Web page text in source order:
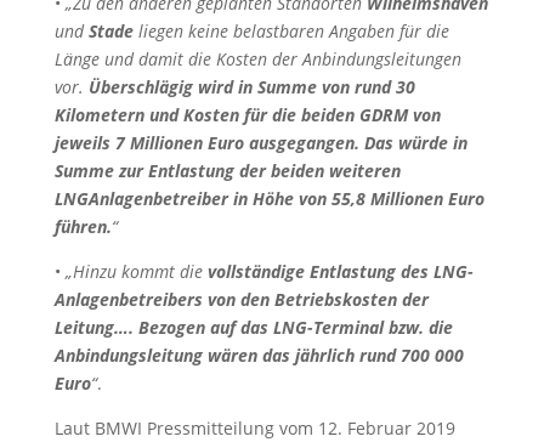
undStadeliegen keine belastbaren Angaben für die
Länge und damit die Kosten der Anbindungsleitungen
vor. Überschlägig wird in Summe von rund 30
Kilometern und Kosten für die beiden GDRM von
jeweils 7 Millionen Euro ausgegangen. Das würde in
Summe zur Entlastung der beiden weiteren
LNGAnlagenbetreiber in Höhe von 55,8 Millionen Euro
führen.“
• „Hinzu kommt die vollständige Entlastung des LNG-
Anlagenbetreibers von den Betriebskosten der
Leitung…. Bezogen auf das LNG-Terminal bzw. die
Anbindungsleitung wären das jährlich rund 700 000
Euro“.
Laut BMWI Pressmitteilung vom 12. Februar 2019